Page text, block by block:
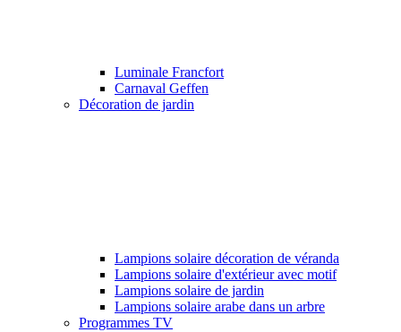
Luminale Francfort
Carnaval Geffen
Décoration de jardin
Lampions solaire décoration de véranda
Lampions solaire d'extérieur avec motif
Lampions solaire de jardin
Lampions solaire arabe dans un arbre
Programmes TV